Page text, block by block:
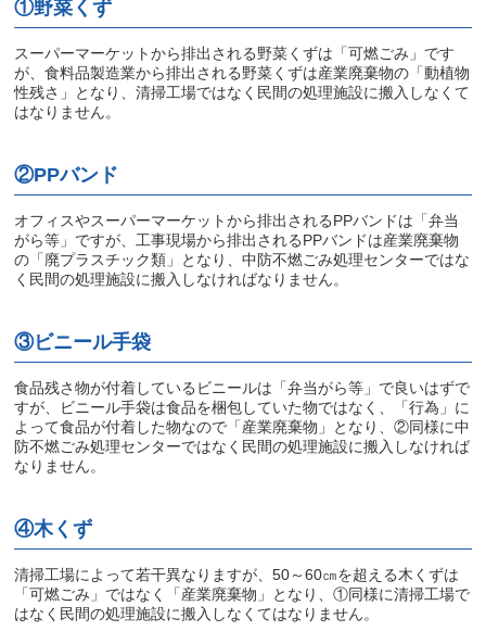
①野菜くず
スーパーマーケットから排出される野菜くずは「可燃ごみ」です
が、食料品製造業から排出される野菜くずは産業廃棄物の「動植物
性残さ」となり、清掃工場ではなく民間の処理施設に搬入しなくて
はなりません。
②PPバンド
オフィスやスーパーマーケットから排出されるPPバンドは「弁当
がら等」ですが、工事現場から排出されるPPバンドは産業廃棄物
の「廃プラスチック類」となり、中防不燃ごみ処理センターではな
く民間の処理施設に搬入しなければなりません。
③ビニール手袋
食品残さ物が付着しているビニールは「弁当がら等」で良いはずで
すが、ビニール手袋は食品を梱包していた物ではなく、「行為」に
よって食品が付着した物なので「産業廃棄物」となり、②同様に中
防不燃ごみ処理センターではなく民間の処理施設に搬入しなければ
なりません。
④木くず
清掃工場によって若干異なりますが、50～60㎝を超える木くずは
「可燃ごみ」ではなく「産業廃棄物」となり、①同様に清掃工場で
はなく民間の処理施設に搬入しなくてはなりません。